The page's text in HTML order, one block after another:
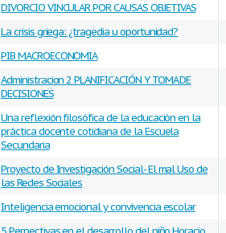
DIVORCIO VINCULAR POR CAUSAS OBJETIVAS
La crisis griega: ¿tragedia u oportunidad?
PIB MACROECONOMIA
Administracion 2 PLANIFICACIÓN Y TOMA DE
DECISIONES
Una reflexión filosófica de la educación en la
práctica docente cotidiana de la Escuela
Secundaria
Proyecto de Investigación Social- El mal Uso de
las Redes Sociales
Inteligencia emocional y convivencia escolar